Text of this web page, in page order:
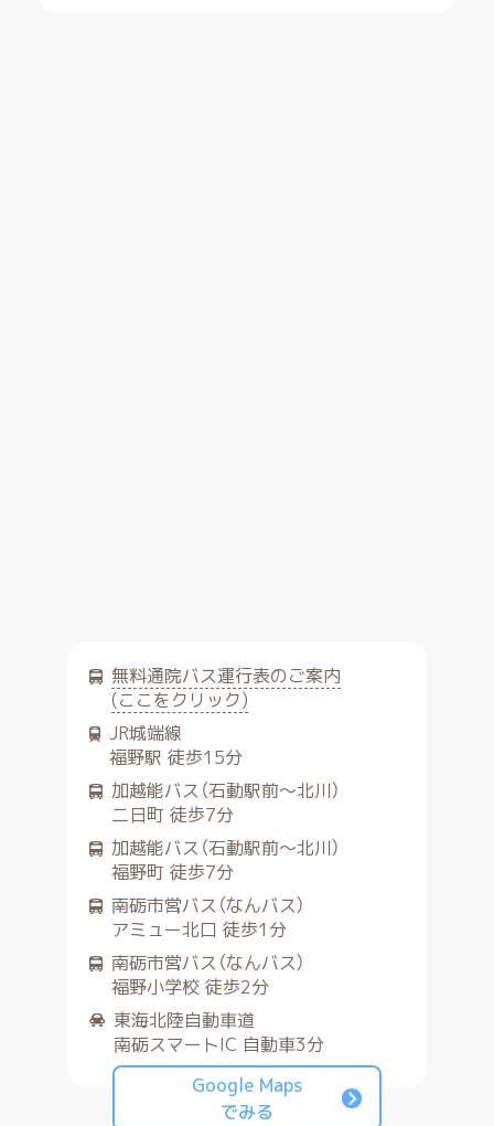
無料通院バス運行表のご案内
(ここをクリック)
JR城端線
福野駅 徒歩15分
加越能バス（石動駅前～北川）
二日町 徒歩7分
加越能バス（石動駅前～北川）
福野町 徒歩7分
南砺市営バス（なんバス）
アミュー北口 徒歩1分
南砺市営バス（なんバス）
福野小学校 徒歩2分
東海北陸自動車道
南砺スマートIC 自動車3分
Google Maps
でみる